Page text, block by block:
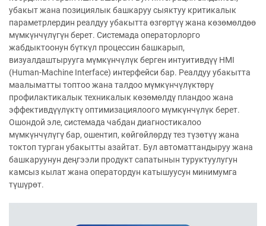
убакыт жана позициялык башкаруу сыяктуу критикалык
параметрлердин реалдуу убакытта өзгөртүү жана көзөмөлдөө
мүмкүнчүлүгүн берет. Системада операторлорго
жабдыктоонун бүткүл процессин башкарып,
визуалдаштырууга мүмкүнчүлүк берген интуитивдүү HMI
(Human-Machine Interface) интерфейси бар. Реалдуу убакытта
маалыматты топтоо жана талдоо мүмкүнчүлүктөрү
профилактикалык техникалык көзөмөлдү пландоо жана
эффективдүүлүктү оптимизациялоого мүмкүнчүлүк берет.
Ошондой эле, системада чабдан диагностикалоо
мүмкүнчүлүгү бар, ошентип, көйгөйлөрдү тез түзөтүү жана
токтоп турган убакытты азайтат. Бул автоматтандыруу жана
башкаруунун деңгээли продукт сапатынын туруктуулугун
камсыз кылат жана оператордун катышуусун минимумга
түшүрөт.